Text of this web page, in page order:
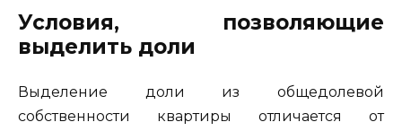
Условия, позволяющие
выделить доли
Выделение доли из общедолевой
собственности квартиры отличается от